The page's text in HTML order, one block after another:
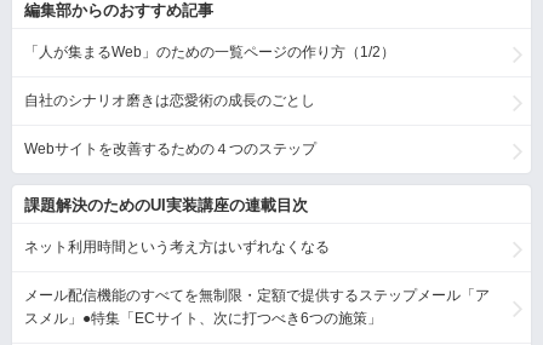
編集部からのおすすめ記事
「人が集まるWeb」のための一覧ページの作り方（1/2）
自社のシナリオ磨きは恋愛術の成長のごとし
Webサイトを改善するための４つのステップ
課題解決のためのUI実装講座の連載目次
ネット利用時間という考え方はいずれなくなる
メール配信機能のすべてを無制限・定額で提供するステップメール「ア
スメル」●特集「ECサイト、次に打つべき6つの施策」